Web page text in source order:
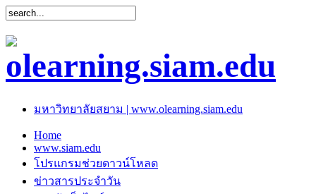
มหาวิทยาลัยสยาม | www.olearning.siam.edu
Home
www.siam.edu
โปรแกรมช่วยดาวน์โหลด
ข่าวสารประจำวัน